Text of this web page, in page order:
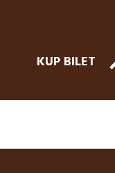
KUP BILET